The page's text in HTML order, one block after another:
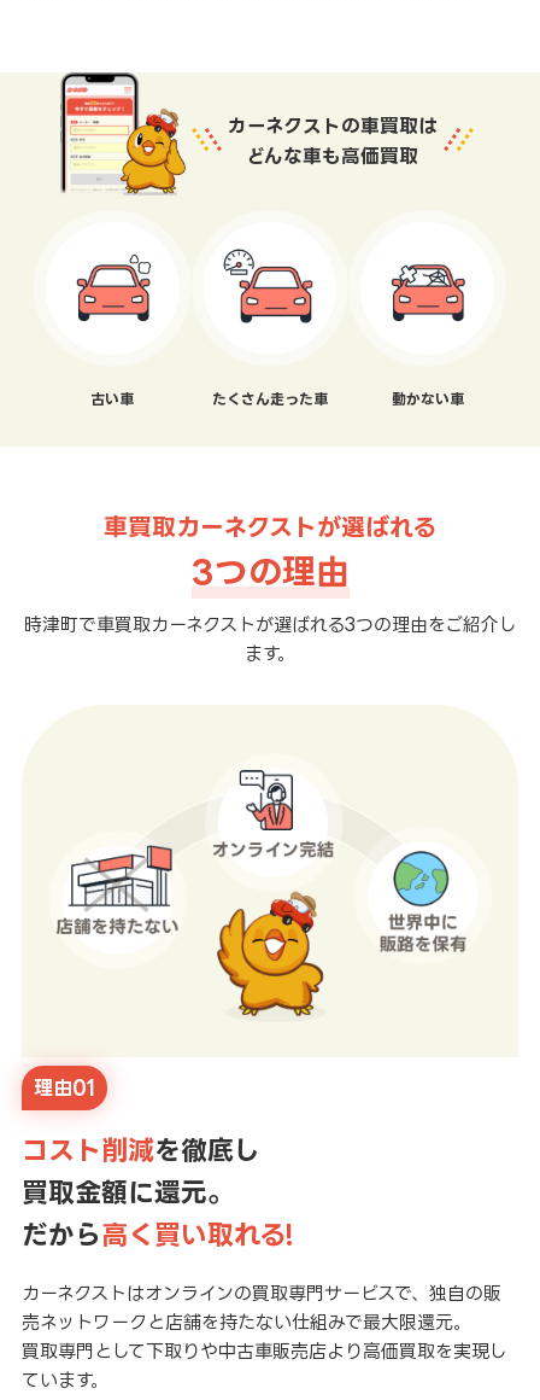
カーネクストの車買取は
どんな車も高価買取
古い車 たくさん走った車 動かない車
車買取カーネクストが選ばれる
3つの理由
時津町で車買取カーネクストが選ばれる3つの理由をご紹介し
ます。
理由01
コスト削減を徹底し
買取金額に還元。
だから高く買い取れる!
カーネクストはオンラインの買取専門サービスで、独自の販
売ネットワークと店舗を持たない仕組みで最大限還元。
買取専門として下取りや中古車販売店より高価買取を実現し
ています。